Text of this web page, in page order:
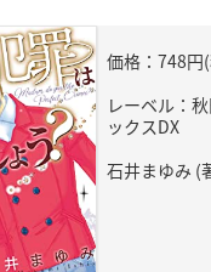
価格：748円
レーベル：
ックスDX
石井まゆみ (